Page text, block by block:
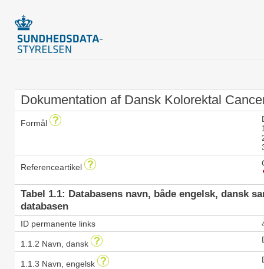
Dokumentation af Dansk Kolorektal
Formål
Referenceartikel
Tabel 1.1: Databasens navn, både engelsk, dansk
databasen
ID permanente links
1.1.2 Navn, dansk
1.1.3 Navn, engelsk